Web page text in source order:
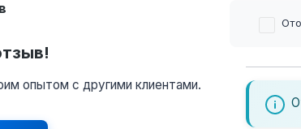
опытом с другими клиентами.